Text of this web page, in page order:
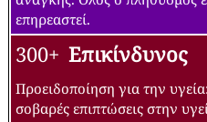
επηρεαστεί.
300+ Επικίνδυνος
Προειδοποίηση για την
σοβαρές επιπτώσεις στην